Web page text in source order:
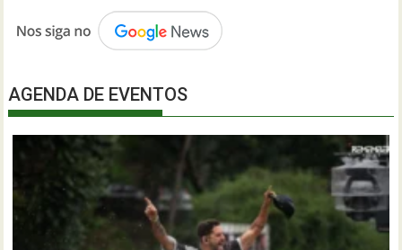
AGENDA DE EVENTOS